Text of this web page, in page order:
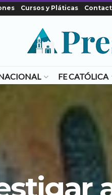
Cursos y Pláticas
FE CATÓLICA